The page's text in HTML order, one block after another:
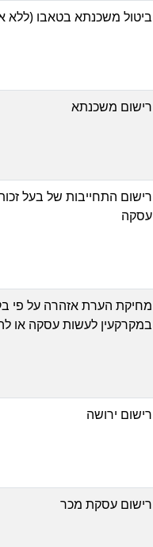
ביטול משכנתא בטאבו (ללא
רישום משכנתא
רישום התחייבות של בעל
עסקה
מחיקת הערת אזהרה על פי
במקרקעין לעשות עסקה או
רישום ירושה
רישום עסקת מכר